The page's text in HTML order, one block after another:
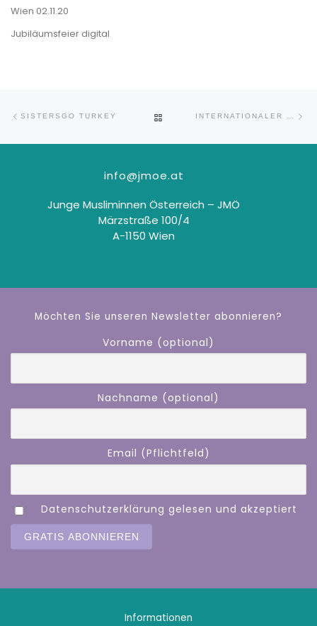
Wien 02.11.20
Jubiläumsfeier digital
Beitragsnavigation
SISTERSGO TURKEY ZURÜCK ZUR BEITRAGSLISTE
INTERNATIONALER FRAUENTAG
info@jmoe.at
Junge Musliminnen Österreich – JMÖ
Märzstraße 100/4
A-1150 Wien
Möchten Sie unseren Newsletter abonnieren?
Vorname (optional)
Nachname (optional)
Email (Pflichtfeld)
Datenschutzerklärung gelesen und akzeptiert
Informationen